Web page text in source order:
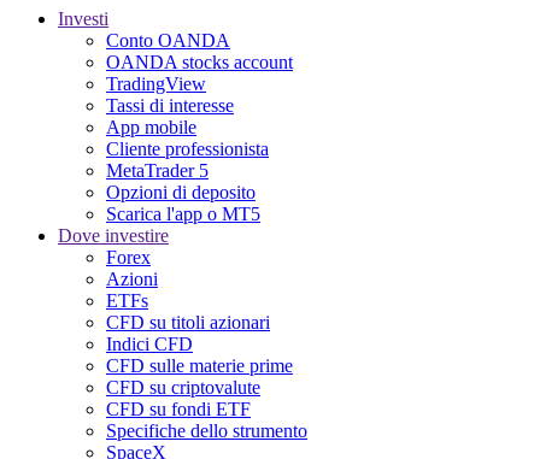
Investi
Conto OANDA
OANDA stocks account
TradingView
Tassi di interesse
App mobile
Cliente professionista
MetaTrader 5
Opzioni di deposito
Scarica l'app o MT5
Dove investire
Forex
Azioni
ETFs
CFD su titoli azionari
Indici CFD
CFD sulle materie prime
CFD su criptovalute
CFD su fondi ETF
Specifiche dello strumento
SpaceX